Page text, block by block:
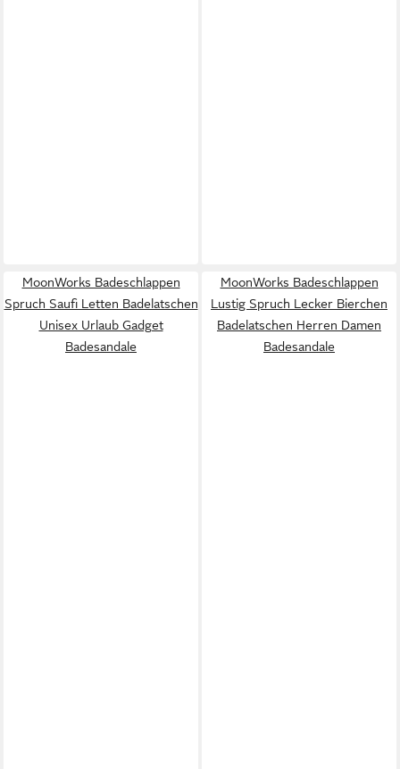
MoonWorks Badeschlappen
Spruch Saufi Letten Badelatschen
Unisex Urlaub Gadget
Badesandale
MoonWorks Badeschlappen
Lustig Spruch Lecker Bierchen
Badelatschen Herren Damen
Badesandale